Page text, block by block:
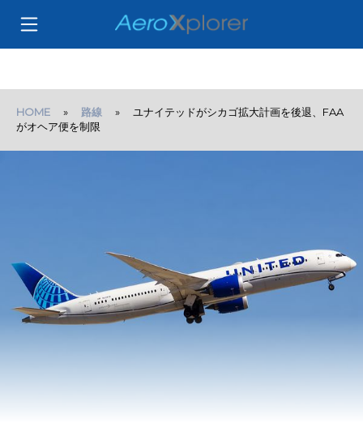
HOME » 路線 » ユナイテッドがシカゴ拡大計画を後退、FAA
がオヘア便を制限